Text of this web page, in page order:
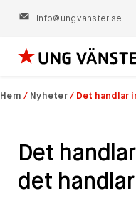
info@ungvanster.se
Hoppa
till
Hem / Nyheter / Det handlar
Det
det